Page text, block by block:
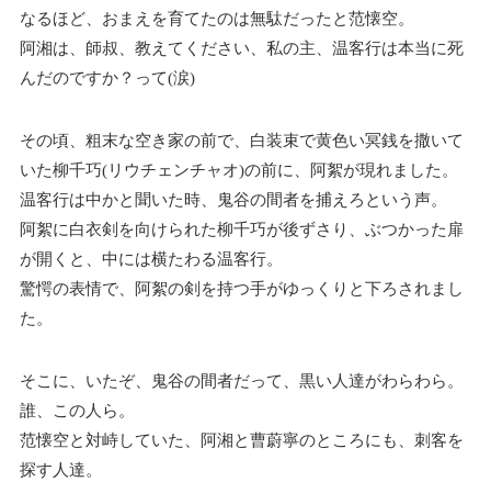
なるほど、おまえを育てたのは無駄だったと范懐空。
阿湘は、師叔、教えてください、私の主、温客行は本当に死
んだのですか？って(涙)
その頃、粗末な空き家の前で、白装束で黄色い冥銭を撒いて
いた柳千巧(リウチェンチャオ)の前に、阿絮が現れました。
温客行は中かと聞いた時、鬼谷の間者を捕えろという声。
阿絮に白衣剣を向けられた柳千巧が後ずさり、ぶつかった扉
が開くと、中には横たわる温客行。
驚愕の表情で、阿絮の剣を持つ手がゆっくりと下ろされまし
た。
そこに、いたぞ、鬼谷の間者だって、黒い人達がわらわら。
誰、この人ら。
范懐空と対峙していた、阿湘と曹蔚寧のところにも、刺客を
探す人達。